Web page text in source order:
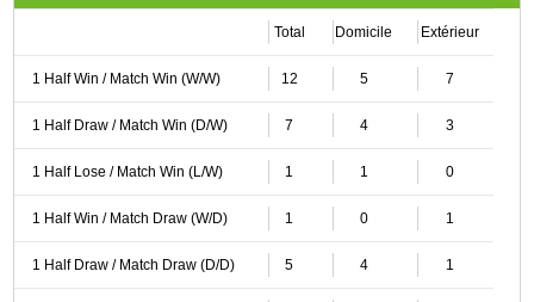
Total Domicile Extérieur
1 Half Win / Match Win (W/W) 12 5 7
1 Half Draw / Match Win (D/W) 7 4 3
1 Half Lose / Match Win (L/W) 1 1 0
1 Half Win / Match Draw (W/D) 1 0 1
1 Half Draw / Match Draw (D/D) 5 4 1